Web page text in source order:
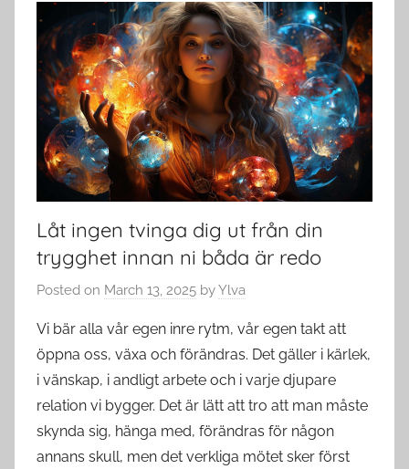
Låt ingen tvinga dig ut från din
trygghet innan ni båda är redo
Posted on March 13, 2025 byYlva
Vi bär alla vår egen inre rytm, vår egen takt att
öppna oss, växa och förändras. Det gäller i kärlek,
i vänskap, i andligt arbete och i varje djupare
relation vi bygger. Det är lätt att tro att man måste
skynda sig, hänga med, förändras för någon
annans skull, men det verkliga mötet sker först